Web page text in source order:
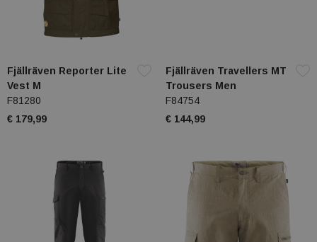
Fjällräven Reporter Lite
Vest M
F81280
€ 179,99
Fjällräven Travellers MT
Trousers Men
F84754
€ 144,99